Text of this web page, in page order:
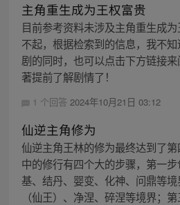
主角重生成为王权富贵
目前参考资料未涉及主角重生成
不起，根据检索到的信息，我不
剧的同时，也可以点击下方链接
著提前了解剧情了！
1 个回答 2024年10月21日 03:12
仙逆主角修为
仙逆主角王林的修为最终达到了
中的修行有四个大的步骤，第一
基、结丹、婴变、化神、问鼎等
（仙王）、净涅、碎涅等境界；